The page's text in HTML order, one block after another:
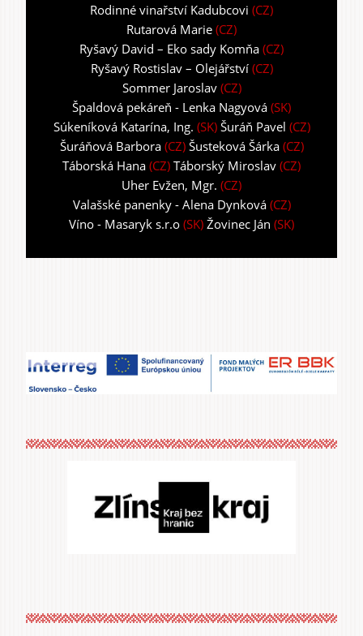
Rodinné vinařství Kadubcovi (CZ)
Rutarová Marie (CZ)
Ryšavý David – Eko sady Komňa (CZ)
Ryšavý Rostislav – Olejářství(CZ)
Sommer Jaroslav(CZ)
Špaldová pekáreň - Lenka Nagyová (SK)
Súkeníková Katarína, Ing. (SK) Šuráň Pavel (CZ)
Šuráňová Barbora(CZ) Šusteková Šárka(CZ)
Táborská Hana (CZ) Táborský Miroslav (CZ)
Uher Evžen, Mgr. (CZ)
Valašské panenky - Alena Dynková(CZ)
Víno - Masaryk s.r.o (SK) Žovinec Ján (SK)